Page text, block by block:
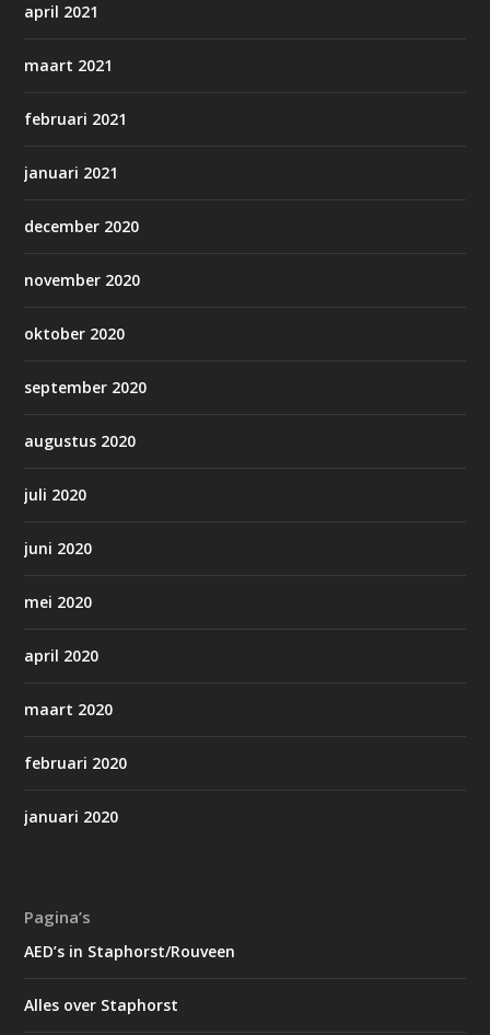
april 2021
maart 2021
februari 2021
januari 2021
december 2020
november 2020
oktober 2020
september 2020
augustus 2020
juli 2020
juni 2020
mei 2020
april 2020
maart 2020
februari 2020
januari 2020
Pagina’s
AED’s in Staphorst/Rouveen
Alles over Staphorst